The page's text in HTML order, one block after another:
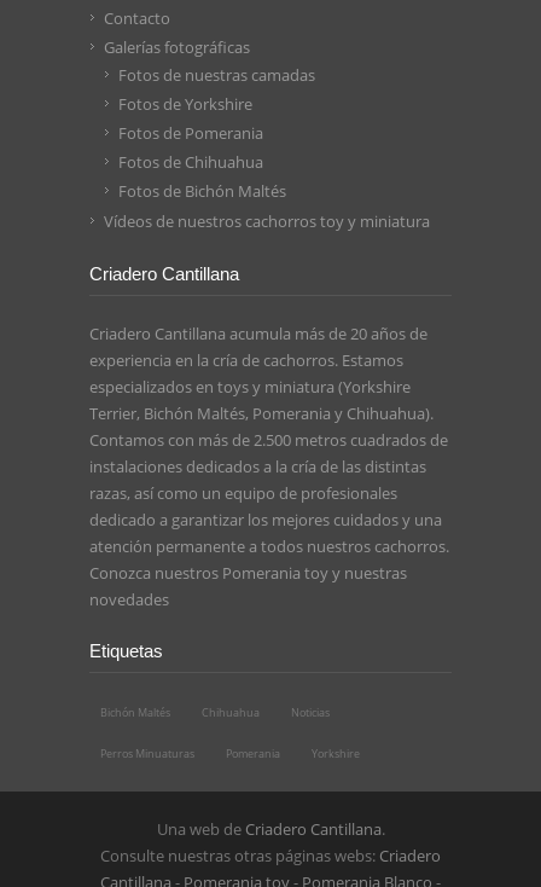
Contacto
Galerías fotográficas
Fotos de nuestras camadas
Fotos de Yorkshire
Fotos de Pomerania
Fotos de Chihuahua
Fotos de Bichón Maltés
Vídeos de nuestros cachorros toy y miniatura
Criadero Cantillana
Criadero Cantillana acumula más de 20 años de
experiencia en la cría de cachorros. Estamos
especializados en toys y miniatura (Yorkshire
Terrier, Bichón Maltés, Pomerania y Chihuahua).
Contamos con más de 2.500 metros cuadrados de
instalaciones dedicados a la cría de las distintas
razas, así como un equipo de profesionales
dedicado a garantizar los mejores cuidados y una
atención permanente a todos nuestros cachorros.
Conozca nuestros Pomerania toyy nuestras
novedades
Etiquetas
Bichón Maltés Chihuahua Noticias
Perros Minuaturas Pomerania Yorkshire
Una web de Criadero Cantillana.
Consulte nuestras otras páginas webs: Criadero
Cantillana - Pomerania toy- Pomerania Blanco -